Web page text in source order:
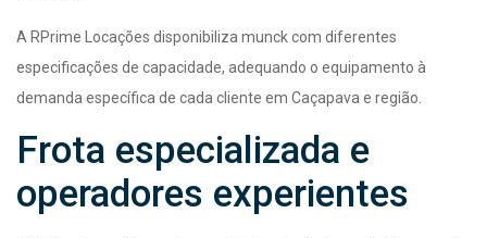
A RPrime Locações disponibiliza munck com diferentes
especificações de capacidade, adequando o equipamento à
demanda específica de cada cliente em Caçapava e região.
Frota especializada e
operadores experientes